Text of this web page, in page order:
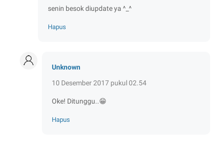
senin besok diupdate ya ^_^
Hapus
Unknown
10 Desember 2017 pukul 02.54
Oke! Ditunggu..😁
Hapus